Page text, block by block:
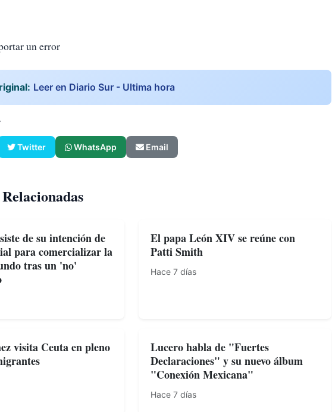
un error
Leer en Diario Sur - Ultima hora
Twitter WhatsApp Email
de su intención de
para comercializar la
tras un 'no'
El papa León XIV se reúne con
Patti Smith
Hace 7 días
visita Ceuta en pleno
Lucero habla de "Fuertes
Declaraciones" y su nuevo álbum
"Conexión Mexicana"
Hace 7 días